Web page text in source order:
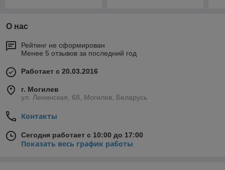
О нас
Рейтинг не сформирован
Менее 5 отзывов за последний год
Работает с 20.03.2016
г. Могилев
ул. Ленинская, 68, Могилев, Беларусь
Контакты
Сегодня работает с 10:00 до 17:00
Показать весь график работы